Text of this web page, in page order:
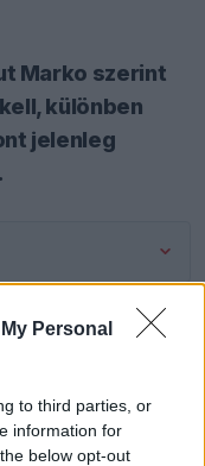
Personal
to third parties, or
information for
below opt-out
Marko szerint
különben
jelenleg
pozíciójába esett
Marko